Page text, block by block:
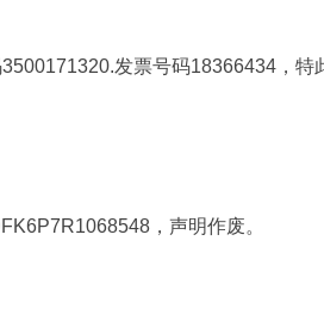
发票号码18366434，特
，声明作废。